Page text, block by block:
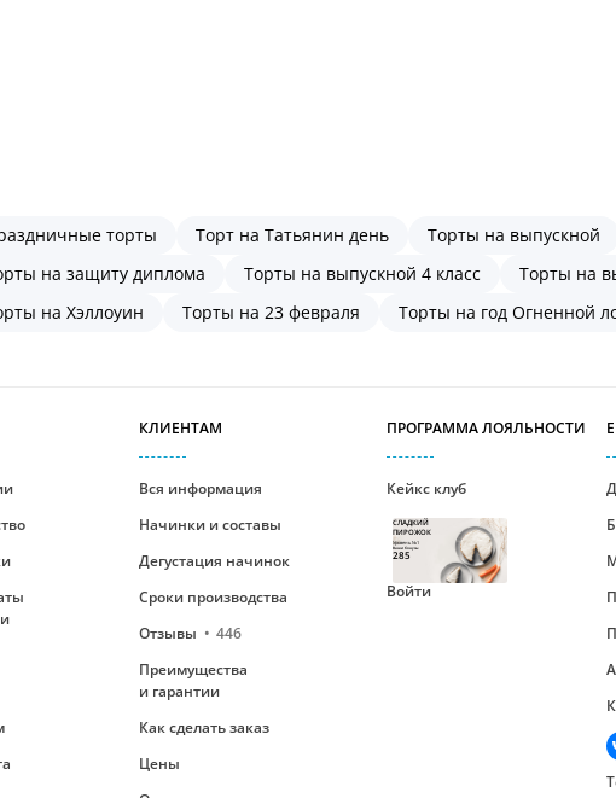
торты Торт на Татьянин день Торты на выпускной
на защиту диплома
Торты на выпускной 4 класс
Торты на
на Хэллоуин
Торты на 23 февраля Торты на год Огненной
КЛИЕНТАМ
Вся информация
Начинки и составы
Дегустация начинок
Сроки производства
Отзывы
446
Преимущества
и гарантии
Как сделать заказ
Цены
ПРОГРАММА ЛОЯЛЬНОСТИ
Кейкс клуб
СЛАДКИЙ
ПИРОЖОК
Уровень №1
Ваши бонусы
285
Войти